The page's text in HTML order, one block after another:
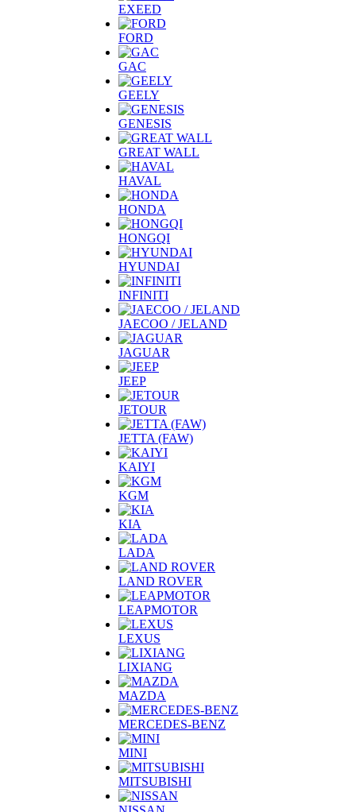
EXEED
FORD
GAC
GEELY
GENESIS
GREAT WALL
HAVAL
HONDA
HONGQI
HYUNDAI
INFINITI
JAECOO / JELAND
JAGUAR
JEEP
JETOUR
JETTA (FAW)
KAIYI
KGM
KIA
LADA
LAND ROVER
LEAPMOTOR
LEXUS
LIXIANG
MAZDA
MERCEDES-BENZ
MINI
MITSUBISHI